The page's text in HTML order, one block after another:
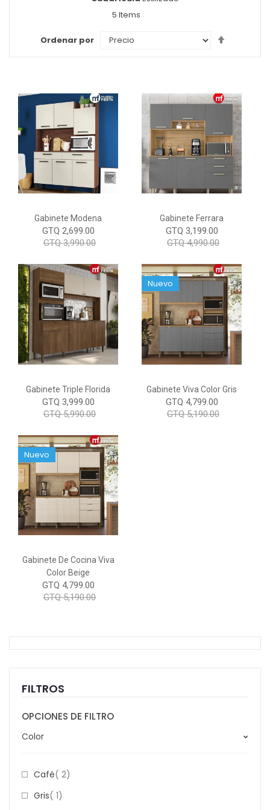
como
5 Items
Ordenar por
Gabinete Modena
GTQ 2,699.00
GTQ 3,990.00
Gabinete Ferrara
GTQ 3,199.00
GTQ 4,990.00
Gabinete Triple Florida
GTQ 3,999.00
GTQ 5,990.00
Gabinete Viva Color Gris
Nuevo
GTQ 4,799.00
GTQ 5,190.00
Gabinete De Cocina Viva
Color Beige
Nuevo
GTQ 4,799.00
GTQ 5,190.00
FILTROS
OPCIONES DE FILTRO
Color
Café 2Item
Gris 1Item